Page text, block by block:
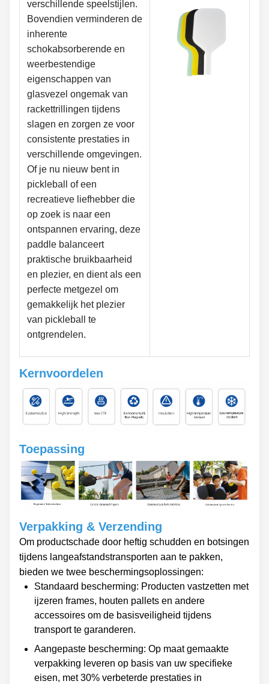
verschillende speelstijlen.
Bovendien verminderen de
inherente
schokabsorberende en
weerbestendige
eigenschappen van
glasvezel ongemak van
rackettrillingen tijdens
slagen en zorgen ze voor
consistente prestaties in
verschillende omgevingen.
Of je nu nieuw bent in
pickleball of een
recreatieve liefhebber die
op zoek is naar een
ontspannen ervaring, deze
paddle balanceert
praktische bruikbaarheid
en plezier, en dient als een
perfecte metgezel om
gemakkelijk het plezier
van pickleball te
ontgrendelen.
Kernvoordelen
Toepassing
Verpakking & Verzending
Om productschade door heftig schudden en botsingen
tijdens langeafstandstransporten aan te pakken,
bieden we twee beschermingsoplossingen:
Standaard bescherming: Producten vastzetten met
ijzeren frames, houten pallets en andere
accessoires om de basisveiligheid tijdens
transport te garanderen.
Aangepaste bescherming: Op maat gemaakte
verpakking leveren op basis van uw specifieke
eisen, met 30% verbeterde prestaties in